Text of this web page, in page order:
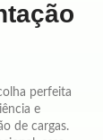
perfeita
e
de cargas.